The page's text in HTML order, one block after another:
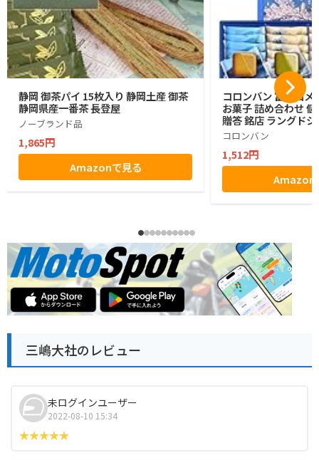
静岡 御茶パイ 15枚入り 静岡土産 御茶
静岡県産一番茶 長登屋
ノーブランド品
1,865円
Amazonで見る
コロンバン 富士山メ
お菓子 詰め合わせ
贈答 銘店 ラングド
コロンバン
1,512円
Amazon
三嶋大社のレビュー
未ログインユーザー
2022-08-10 15:34